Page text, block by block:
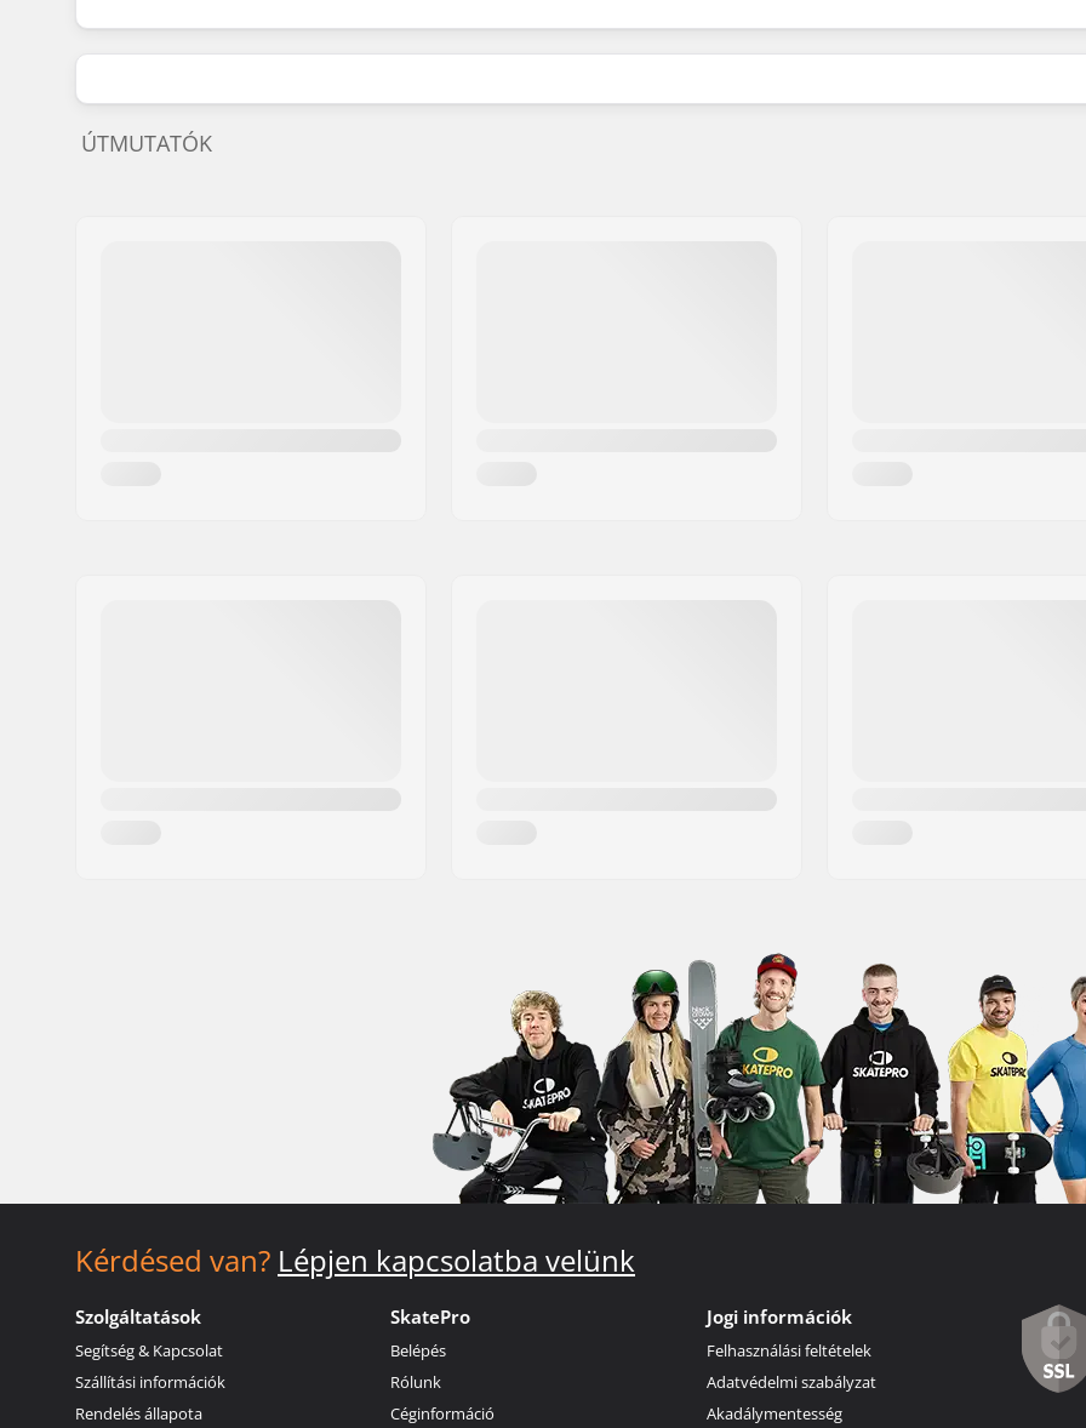
ÚTMUTATÓK
Kérdésed van? Lépjen kapcsolatba velünk
Szolgáltatások
Segítség & Kapcsolat
Szállítási információk
Rendelés állapota
SkatePro
Belépés
Rólunk
Céginformáció
Jogi információk
Felhasználási feltételek
Adatvédelmi szabályzat
Akadálymentesség